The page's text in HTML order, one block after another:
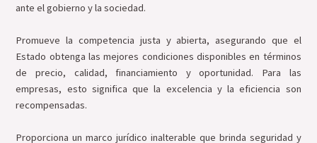
ante el gobierno y la sociedad.
Promueve la competencia justa y abierta, asegurando que el
Estado obtenga las mejores condiciones disponibles en términos
de precio, calidad, financiamiento y oportunidad. Para las
empresas, esto significa que la excelencia y la eficiencia son
recompensadas.
Proporciona un marco jurídico inalterable que brinda seguridad y